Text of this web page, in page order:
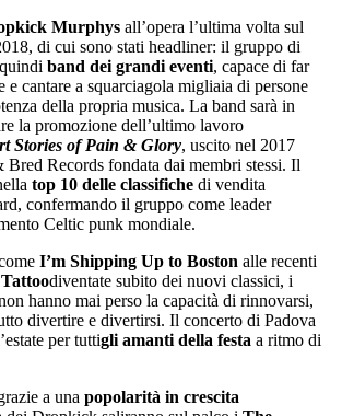
Murphys all’opera l’ultima volta sul
di cui sono stati headliner: il gruppo di
band dei grandi eventi, capace di far
e cantare a squarciagola migliaia di persone
della propria musica. La band sarà in
la promozione dell’ultimo lavoro
Stories of Pain & Glory, uscito nel 2017
Bred Records fondata dai membri stessi. Il
top 10 delle classifiche di vendita
confermando il gruppo come leader
Celtic punk mondiale.
I’m Shipping Up to Boston alle recenti
diventate subito dei nuovi classici, i
hanno mai perso la capacità di rinnovarsi,
divertire e divertirsi. Il concerto di Padova
per tuttigli amanti della festa a ritmo di
a una popolarità in crescita